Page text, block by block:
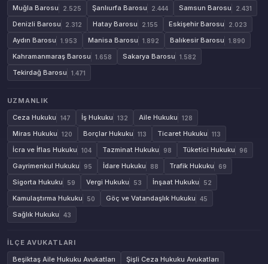
Muğla Barosu 2.525 Şanlıurfa Barosu 2.444 Samsun Barosu 2.431
Denizli Barosu 2.312 Hatay Barosu 2.155 Eskişehir Barosu 2.023
Aydın Barosu 1.953 Manisa Barosu 1.892 Balıkesir Barosu 1.890
Kahramanmaraş Barosu 1.658 Sakarya Barosu 1.582
Tekirdağ Barosu 1.471
UZMANLIK
Ceza Hukuku
147 İş Hukuku 132 Aile Hukuku 128
Miras Hukuku 120 Borçlar Hukuku 113 Ticaret Hukuku 113
İcra ve İflas Hukuku 104 Tazminat Hukuku 98 Tüketici Hukuku 96
Gayrimenkul Hukuku 95 İdare Hukuku 88 Trafik Hukuku 69
Sigorta Hukuku 59 Vergi Hukuku 53 İnşaat Hukuku 52
Kamulaştırma Hukuku 50 Göç ve Vatandaşlık Hukuku 45
Sağlık Hukuku 43
İLÇE AVUKATLARI
Beşiktaş Aile Hukuku Avukatları
Şişli Ceza Hukuku Avukatları